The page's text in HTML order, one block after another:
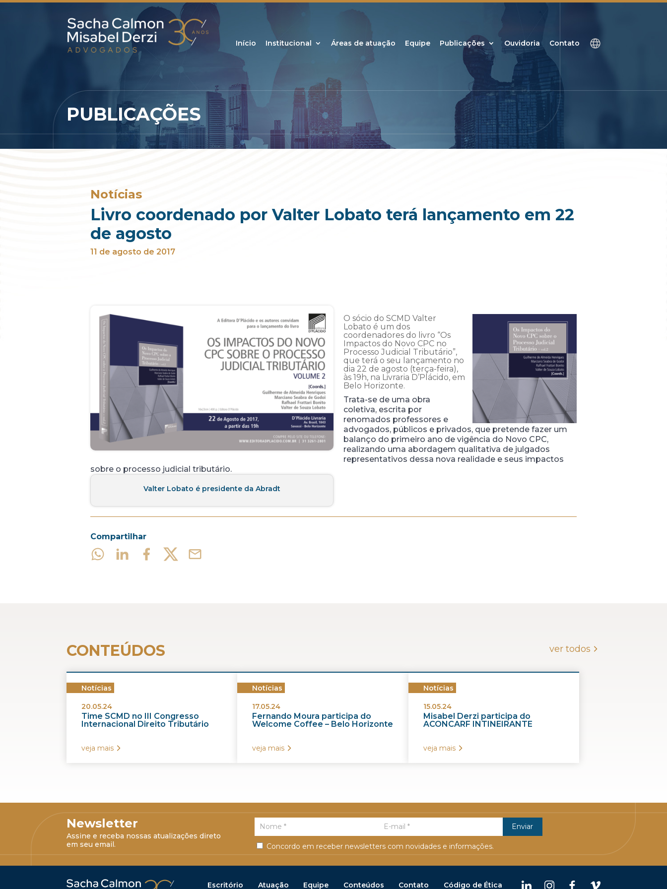
Início Institucional Áreas de atuação Equipe Publicações Ouvidoria Contato
PUBLICAÇÕES
Notícias
Livro coordenado por Valter Lobato terá lançamento em 22
de agosto
11 de agosto de 2017
O sócio do SCMD Valter
Lobato é um dos
coordenadores do livro “Os
Impactos do Novo CPC no
Processo Judicial Tributário”,
que terá o seu lançamento no
dia 22 de agosto (terça-feira),
às 19h, na Livraria D’Plácido, em
Belo Horizonte.
Trata-se de uma obra
coletiva, escrita por
renomados professores e
advogados, públicos e privados, que pretende fazer um
balanço do primeiro ano de vigência do Novo CPC,
realizando uma abordagem qualitativa de julgados
representativos dessa nova realidade e seus impactos
sobre o processo judicial tributário.
Valter Lobato é presidente da Abradt
Compartilhar
CONTEÚDOS ver todos
Notícias
20.05.24
Time SCMD no III Congresso
Internacional Direito Tributário
veja mais
Notícias
17.05.24
Fernando Moura participa do
Welcome Coffee – Belo Horizonte
veja mais
Notícias
15.05.24
Misabel Derzi participa do
ACONCARF INTINEIRANTE
veja mais
Newsletter
Assine e receba nossas atualizações direto
em seu email.
Concordo em receber newsletters com novidades e informações.
Escritório Atuação Equipe Conteúdos Contato Código de Ética